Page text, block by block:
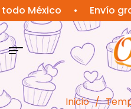
México • Envío gratis
Inicio /